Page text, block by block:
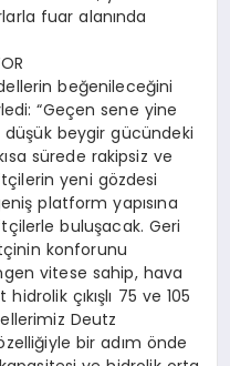
fuar alanında
beğenileceğini
“Geçen sene yine
düşük beygir gücündeki
sürede rakipsiz ve
yeni gözdesi
platform yapısına
buluşacak. Geri
konforunu
vitese sahip, hava
çıkışlı 75 ve 105
Deutz
bir adım önde